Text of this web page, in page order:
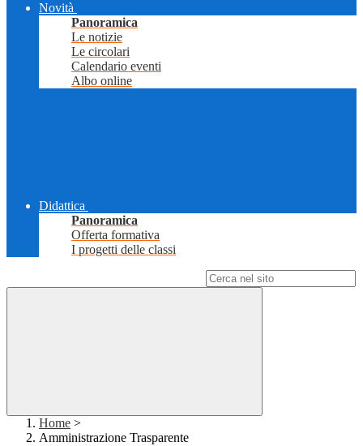
Novità
Panoramica
Le notizie
Le circolari
Calendario eventi
Albo online
Didattica
Panoramica
Offerta formativa
I progetti delle classi
Home >
Amministrazione Trasparente